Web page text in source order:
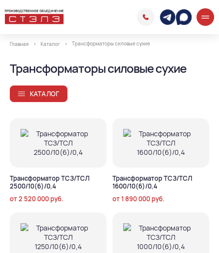
Главная Каталог Трансформаторы силовые сухие
Трансформаторы силовые сухие
КАТАЛОГ
Трансформатор ТСЗ/ТСЛ
2500/10(6)/0,4
от2 520 000 руб.
Трансформатор ТСЗ/ТСЛ
1600/10(6)/0,4
от1 890 000 руб.